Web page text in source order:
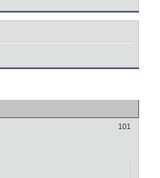
101